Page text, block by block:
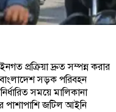
প্রক্রিয়া দ্রুত সম্পন্ন করার
বাংলাদেশ সড়ক পরিবহন
সময়ে মালিকানা
পাশাপাশি জটিল আইনি